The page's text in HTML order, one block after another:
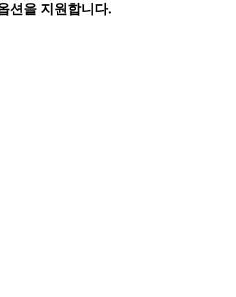
션을 지원합니다.